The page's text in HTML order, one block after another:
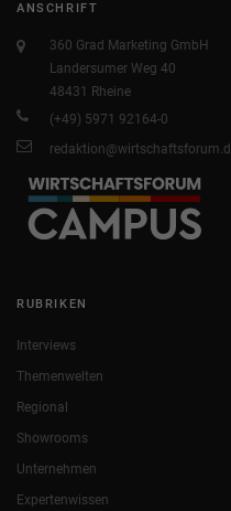
ANSCHRIFT
360 Grad Marketing GmbH
Landersumer Weg 40
48431 Rheine
(+49) 5971 92164-0
RUBRIKEN
Interviews
Themenwelten
Regional
Showrooms
Unternehmen
Expertenwissen